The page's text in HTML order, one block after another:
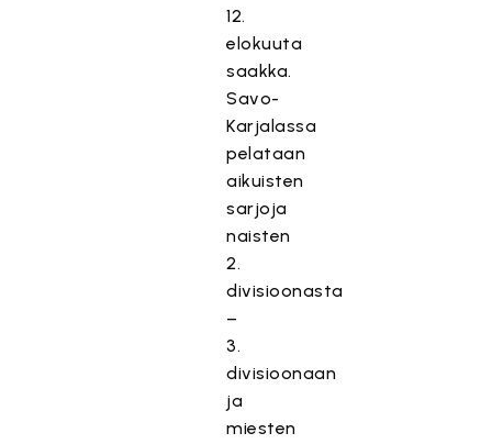
12.
elokuuta
saakka.
Savo-
Karjalassa
pelataan
aikuisten
sarjoja
naisten
2.
divisioonasta
–
3.
divisioonaan
ja
miesten